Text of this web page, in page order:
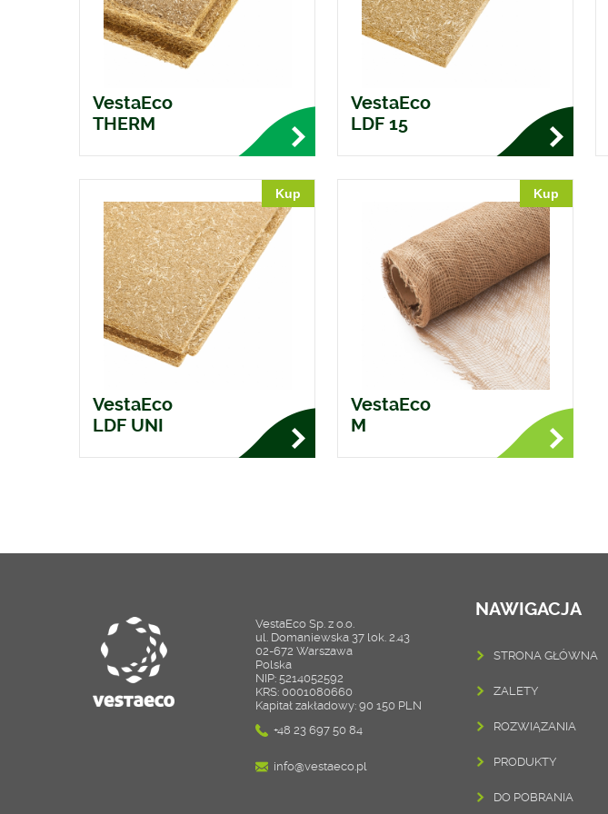
VestaEco
THERM
VestaEco
LDF 15
VestaEco
LDF UNI
Kup
VestaEco
M
Kup
VestaEco Sp. z o.o.
ul. Domaniewska 37 lok. 2.43
02-672 Warszawa
Polska
NIP: 5214052592
KRS: 0001080660
Kapitał zakładowy: 90 150 PLN
+48 23 697 50 84
info@vestaeco.pl
NAWIGACJA
STRONA GŁÓWNA
ZALETY
ROZWIĄZANIA
PRODUKTY
DO POBRANIA